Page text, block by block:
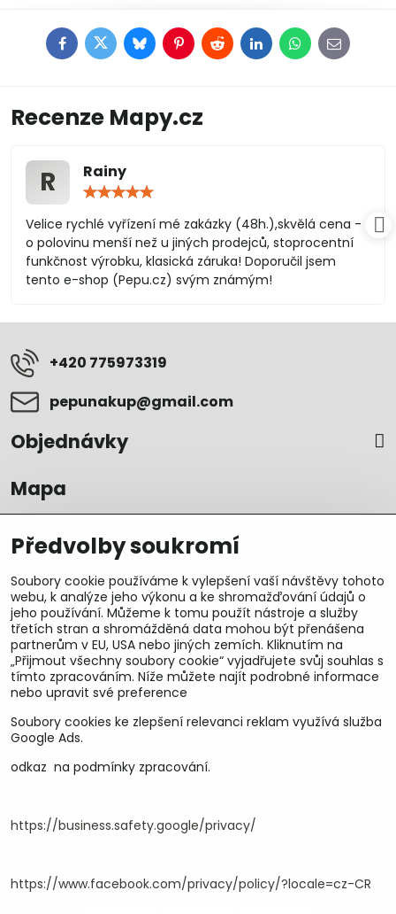
FacebookTwitterBlueskyPinterestRedditLinkedInWhatsApp
E-
mail
Recenze Mapy.cz
R Rainy
/
5
Velice rychlé vyřízení mé zakázky (48h.),skvělá cena -
o polovinu menší než u jiných prodejců, stoprocentní
funkčnost výrobku, klasická záruka! Doporučil jsem
tento e-shop (Pepu.cz) svým známým!
+420 775973319
pepunakup​@gmail​.com
Objednávky
Mapa
U&M parts s.r.o.
U Zastávky 150, Horní Staré Město
DIČ CZ25930184
Předvolby soukromí
Soubory cookie používáme k vylepšení vaší návštěvy tohoto
webu, k analýze jeho výkonu a ke shromažďování údajů o
jeho používání. Můžeme k tomu použít nástroje a služby
třetích stran a shromážděná data mohou být přenášena
partnerům v EU, USA nebo jiných zemích. Kliknutím na
„Přijmout všechny soubory cookie“ vyjadřujete svůj souhlas s
tímto zpracováním. Níže můžete najít podrobné informace
nebo upravit své preference
Soubory cookies ke zlepšení relevanci reklam využívá služba
Google Ads.
odkaz na podmínky zpracování.
https://business.safety.google/privacy/
https://www.facebook.com/privacy/policy/?locale=cz-CR